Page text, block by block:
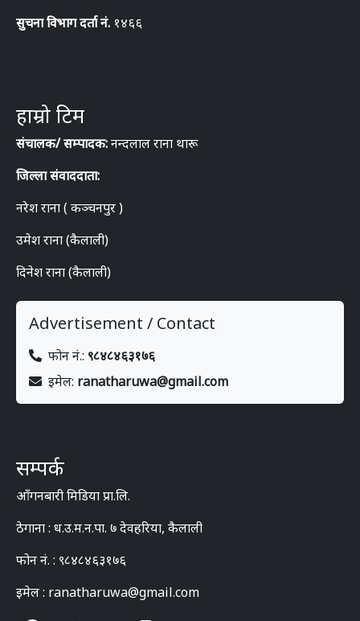
सुचना विभाग दर्ता नं. १४६६
हाम्रो टिम
संचालक/ सम्पादक:नन्दलाल राना थारू
जिल्ला संवाददाता:
नरेश राना ( कञ्चनपुर )
उमेश राना (कैलाली)
दिनेश राना (कैलाली)
Advertisement / Contact
फोन नं.: ९८४८४६३१७६
इमेल: ranatharuwa@gmail.com
सम्पर्क
आँगनबारी मिडिया प्रा.लि.
ठेगाना : ध.उ.म.न.पा. ७ देवहरिया, कैलाली
फोन नं. : ९८४८४६३१७६
इमेल : ranatharuwa@gmail.com